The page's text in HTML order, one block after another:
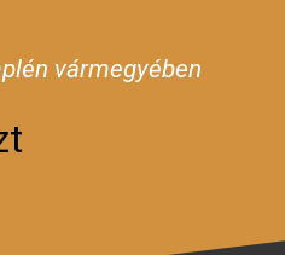
vármegyében